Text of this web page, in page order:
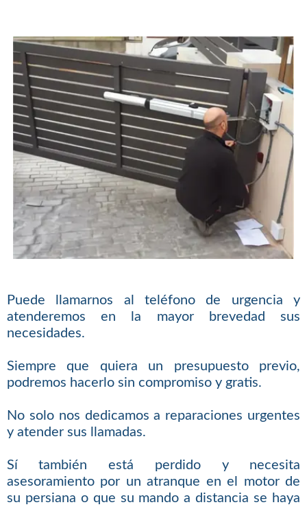
Puede llamarnos al teléfono de urgencia y
atenderemos en la mayor brevedad sus
necesidades.
Siempre que quiera un presupuesto previo,
podremos hacerlo sin compromiso y gratis.
No solo nos dedicamos a reparaciones urgentes
y atender sus llamadas.
Sí también está perdido y necesita
asesoramiento por un atranque en el motor de
su persiana o que su mando a distancia se haya